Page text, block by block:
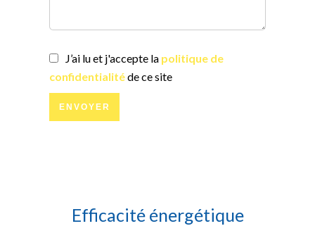
J’ai lu et j'accepte la politique de
confidentialitéde ce site
ENVOYER
Efficacité énergétique